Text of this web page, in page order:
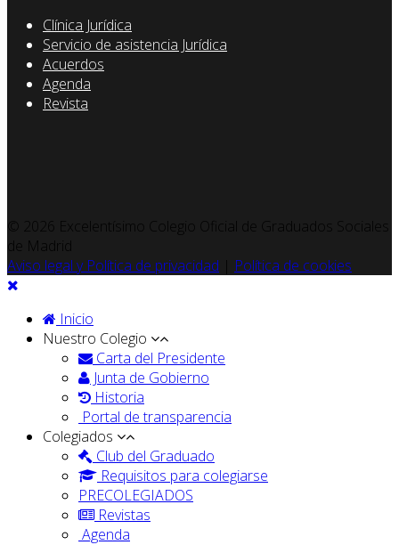
Clínica Jurídica
Servicio de asistencia Jurídica
Acuerdos
Agenda
Revista
© 2026 Excelentísimo Colegio Oficial de Graduados Sociales
de Madrid
Aviso legal y Política de privacidad
Política de cookies
Inicio
Nuestro Colegio
Carta del Presidente
Junta de Gobierno
Historia
Portal de transparencia
Colegiados
Club del Graduado
Requisitos para colegiarse
PRECOLEGIADOS
Revistas
Agenda